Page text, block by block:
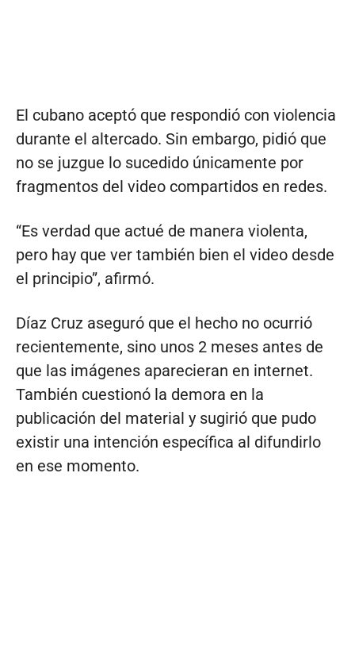
El cubano aceptó que respondió con violencia
durante el altercado. Sin embargo, pidió que
no se juzgue lo sucedido únicamente por
fragmentos del video compartidos en redes.
“Es verdad que actué de manera violenta,
pero hay que ver también bien el video desde
el principio”, afirmó.
Díaz Cruz aseguró que el hecho no ocurrió
recientemente, sino unos 2 meses antes de
que las imágenes aparecieran en internet.
También cuestionó la demora en la
publicación del material y sugirió que pudo
existir una intención específica al difundirlo
en ese momento.